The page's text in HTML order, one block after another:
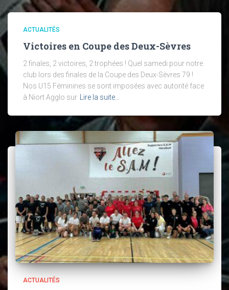
ACTUALITÉS
Victoires en Coupe des Deux-Sèvres
2 finales, 2 victoires, 2 trophées ! Quel samedi pour notre
club lors des finales de la Coupe des Deux-Sèvres 79 !
Nos U15 Féminines se sont imposées avec autorité face
à Niort Agglo sur
Lire la suite…
ACTUALITÉS